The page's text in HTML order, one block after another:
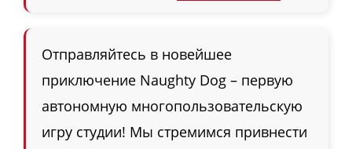
Отправляйтесь в новейшее
приключение Naughty Dog – первую
автономную многопользовательскую
игру студии! Мы стремимся привнести